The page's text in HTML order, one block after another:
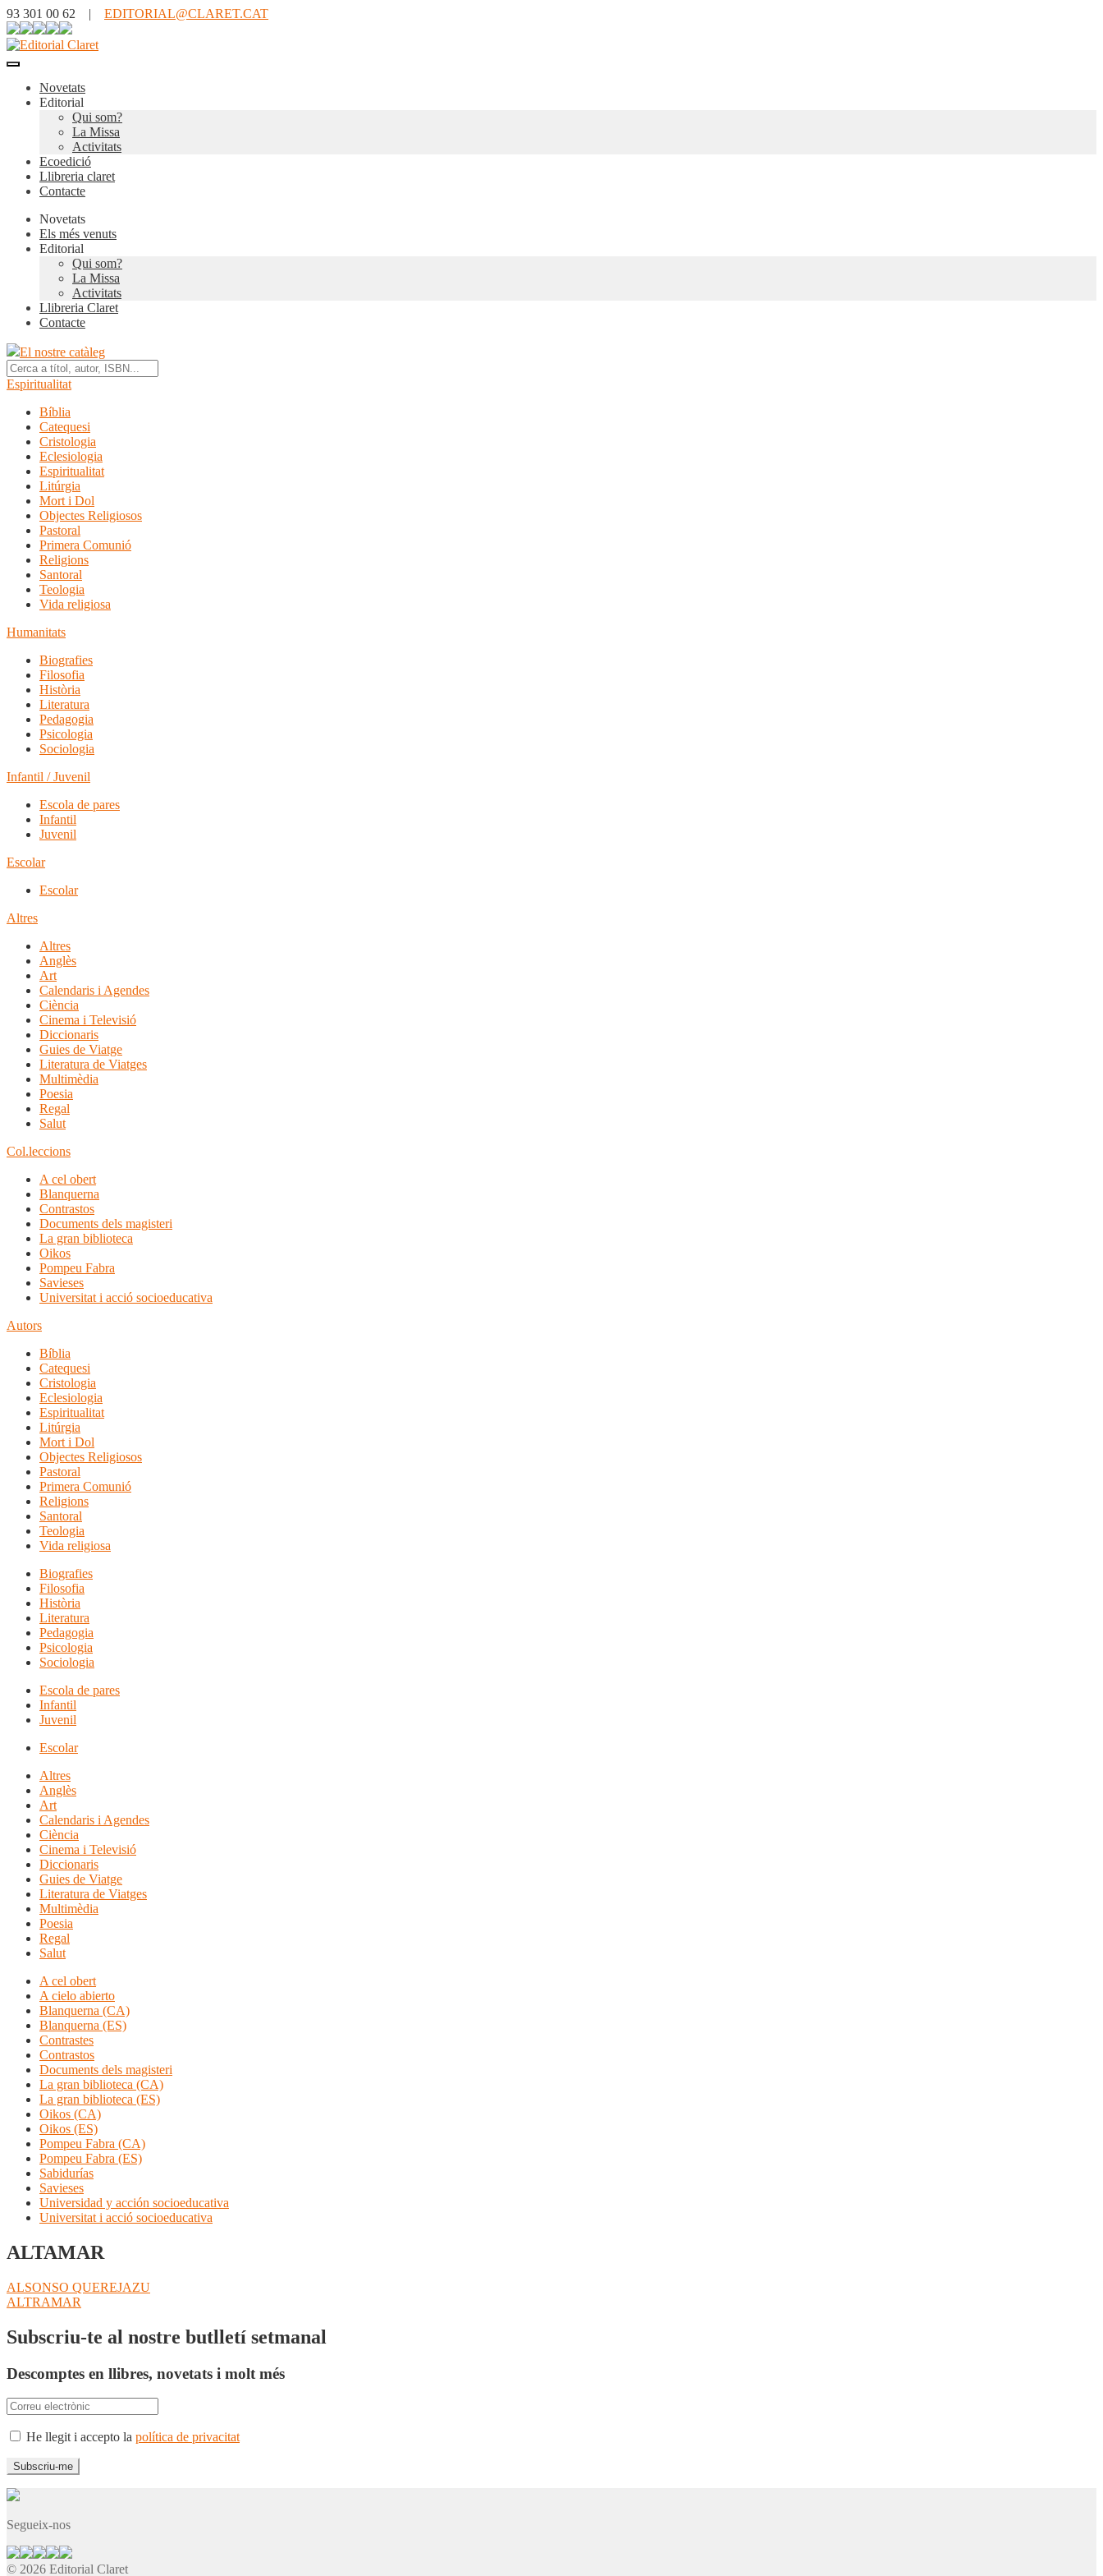
93 301 00 62 | EDITORIAL@CLARET.CAT
Novetats
Editorial
Qui som?
La Missa
Activitats
Ecoedició
Llibreria claret
Contacte
Novetats
Els més venuts
Editorial
Qui som?
La Missa
Activitats
Llibreria Claret
Contacte
El nostre catàleg
Espiritualitat
Bíblia
Catequesi
Cristologia
Eclesiologia
Espiritualitat
Litúrgia
Mort i Dol
Objectes Religiosos
Pastoral
Primera Comunió
Religions
Santoral
Teologia
Vida religiosa
Humanitats
Biografies
Filosofia
Història
Literatura
Pedagogia
Psicologia
Sociologia
Infantil / Juvenil
Escola de pares
Infantil
Juvenil
Escolar
Escolar
Altres
Altres
Anglès
Art
Calendaris i Agendes
Ciència
Cinema i Televisió
Diccionaris
Guies de Viatge
Literatura de Viatges
Multimèdia
Poesia
Regal
Salut
Col.leccions
A cel obert
Blanquerna
Contrastos
Documents dels magisteri
La gran biblioteca
Oikos
Pompeu Fabra
Savieses
Universitat i acció socioeducativa
Autors
Bíblia
Catequesi
Cristologia
Eclesiologia
Espiritualitat
Litúrgia
Mort i Dol
Objectes Religiosos
Pastoral
Primera Comunió
Religions
Santoral
Teologia
Vida religiosa
Biografies
Filosofia
Història
Literatura
Pedagogia
Psicologia
Sociologia
Escola de pares
Infantil
Juvenil
Escolar
Altres
Anglès
Art
Calendaris i Agendes
Ciència
Cinema i Televisió
Diccionaris
Guies de Viatge
Literatura de Viatges
Multimèdia
Poesia
Regal
Salut
A cel obert
A cielo abierto
Blanquerna (CA)
Blanquerna (ES)
Contrastes
Contrastos
Documents dels magisteri
La gran biblioteca (CA)
La gran biblioteca (ES)
Oikos (CA)
Oikos (ES)
Pompeu Fabra (CA)
Pompeu Fabra (ES)
Sabidurías
Savieses
Universidad y acción socioeducativa
Universitat i acció socioeducativa
ALTAMAR
Navegació
d'entrades
Entrada
anterior:
ALSONSO QUEREJAZU
Pròxima
ALTRAMAR
Subscriu-te al nostre butlletí setmanal
Descomptes en llibres, novetats i molt més
He llegit i accepto la política de privacitat
Segueix-nos
© 2026 Editorial Claret